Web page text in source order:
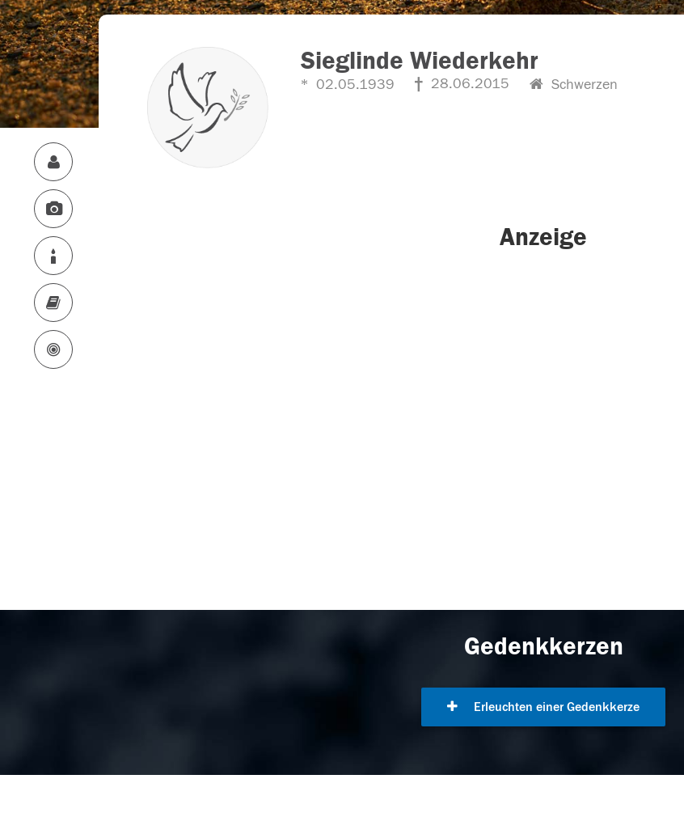
Sieglinde Wiederkehr
02.05.1939 28.06.2015 Schwerzen
Anzeige
Gedenkkerzen
Erleuchten einer Gedenkkerze